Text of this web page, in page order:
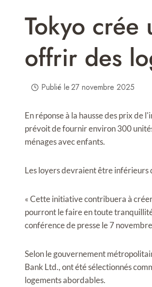
Tokyo
offrir des
Publié le27 novembre 2025
En réponse à la hausse des prix
prévoit de fournir environ 300
ménages avec enfants.
Les loyers devraient être inférieurs
« Cette initiative contribuera à
pourront le faire en toute
conférence de presse le 7
Selon le gouvernement
Bank Ltd., ont été sélectionnés
logements abordables.